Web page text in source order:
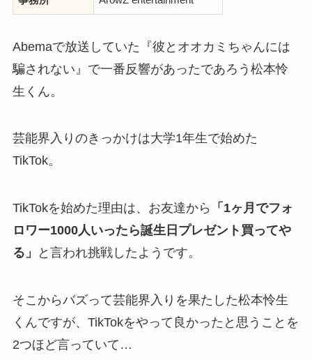
Abemaで放送していた『彼とオオカミちゃんには
騙されない』で一番反響があったであろう松本怜
生くん。
芸能界入りのきっかけは大学1年生で始めた
TikTok。
TikTokを始めた理由は、お友達から
「1ヶ月でフォ
ロワー1000人いったら誕生日プレゼント買ってや
る」
と言われ挑戦したようです。
そこからバズって芸能界入りを果たした松本怜生
くんですが、TikTokをやって良かったと思うことを
2つほど言っていて…